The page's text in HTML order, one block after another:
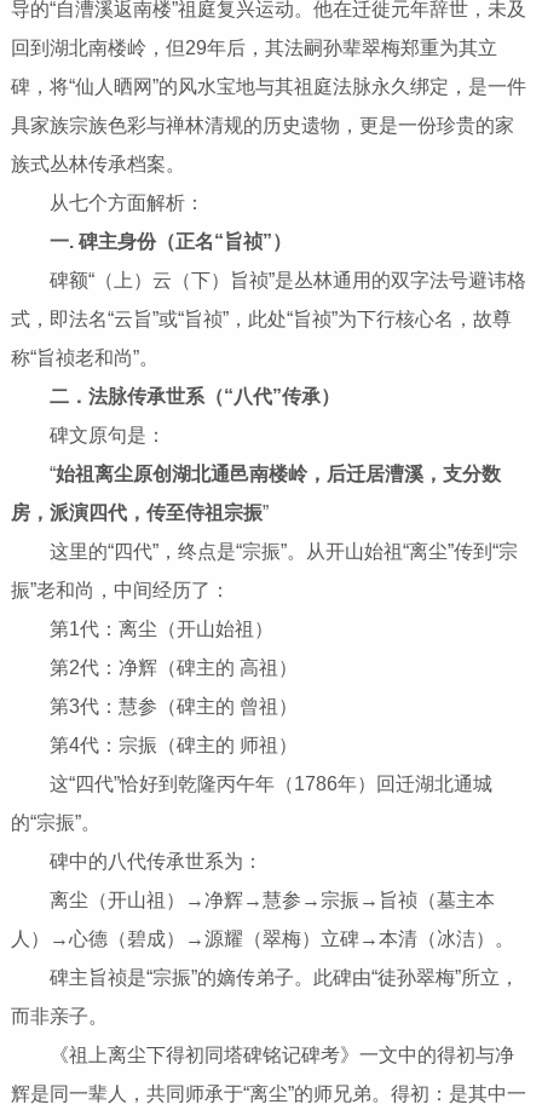
导的“自漕溪返南楼”祖庭复兴运动。他在迁徙元年辞世，未及
回到湖北南楼岭，但29年后，其法嗣孙辈翠梅郑重为其立
碑，将“仙人晒网”的风水宝地与其祖庭法脉永久绑定，是一件
具家族宗族色彩与禅林清规的历史遗物，更是一份珍贵的家
族式丛林传承档案。
从七个方面解析：
一. 碑主身份（正名“旨祯”）
碑额“（上）云（下）旨祯”是丛林通用的双字法号避讳格
式，即法名“云旨”或“旨祯”，此处“旨祯”为下行核心名，故尊
称“旨祯老和尚”。
二．法脉传承世系（“八代”传承）
碑文原句是：
“始祖离尘原创湖北通邑南楼岭，后迁居漕溪，支分数
房，派演四代，传至侍祖宗振”
这里的“四代”，终点是“宗振”。从开山始祖“离尘”传到“宗
振”老和尚，中间经历了：
第1代：离尘（开山始祖）
第2代：净辉（碑主的 高祖）
第3代：慧参（碑主的 曾祖）
第4代：宗振（碑主的 师祖）
这“四代”恰好到乾隆丙午年（1786年）回迁湖北通城
的“宗振”。
碑中的八代传承世系为：
离尘（开山祖）→净辉→慧参→宗振→旨祯（墓主本
人）→心德（碧成）→源耀（翠梅）立碑→本清（冰洁）。
碑主旨祯是“宗振”的嫡传弟子。此碑由“徒孙翠梅”所立，
而非亲子。
《祖上离尘下得初同塔碑铭记碑考》一文中的得初与净
辉是同一辈人，共同师承于“离尘”的师兄弟。得初：是其中一